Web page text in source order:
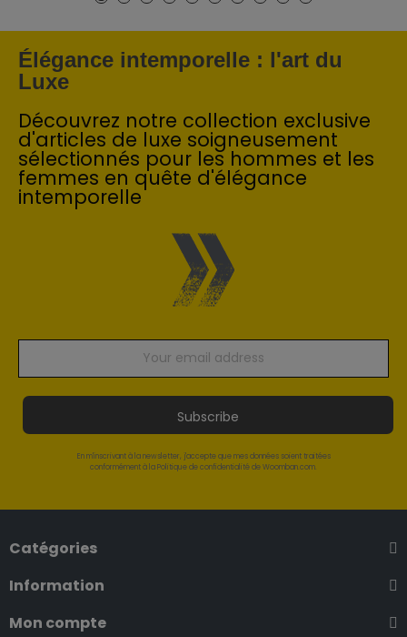
Élégance intemporelle : l'art du
Luxe
Découvrez notre collection exclusive
d'articles de luxe soigneusement
sélectionnés pour les hommes et les
femmes en quête d'élégance
intemporelle
Subscribe
En m'inscrivant à la newsletter, j'accepte que mes données soient traitées
conformément à la Politique de confidentialité de Woomban.com.
Catégories
Information
Mon compte